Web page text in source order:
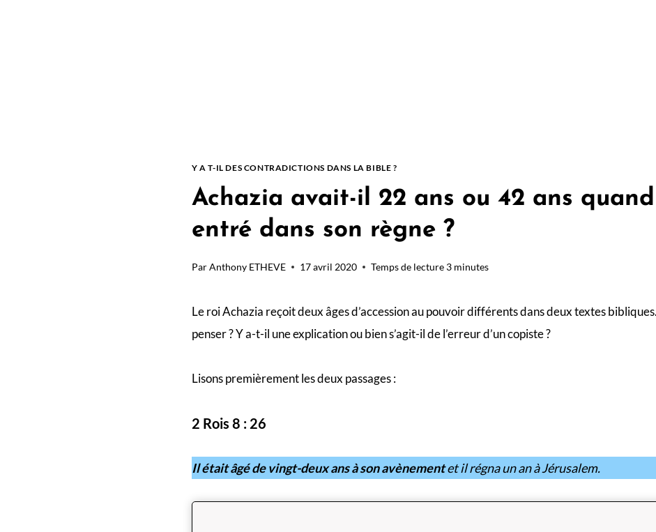
Y A T-IL DES CONTRADICTIONS DANS LA BIBLE ?
Achazia avait-il 22 ans ou 42 ans
entré dans son règne ?
ParAnthony ETHEVE 17 avril 2020 Temps de lecture 3 minutes
Le roi Achazia reçoit deux âges d’accession au pouvoir différents dans deux textes
penser ? Y a-t-il une explication ou bien s’agit-il de l’erreur d’un copiste ?
Lisons premièrement les deux passages :
2 Rois 8 : 26
Il était âgé de vingt-deux ans à son avènementet il régna un an à Jérusalem.